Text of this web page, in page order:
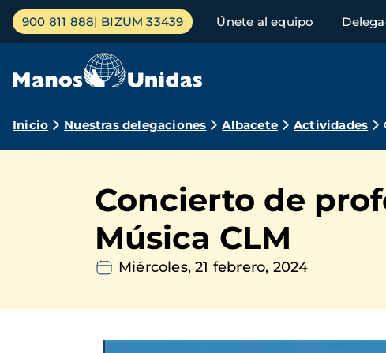
Pasar
contenido
Menú
principal
900 811 888 BIZUM 33439 Únete al equipo
Ruta
navegación
Inicio Nuestras delegaciones Albacete Actividades
Concierto de
Música CLM
Miércoles, 21 febrero, 2024